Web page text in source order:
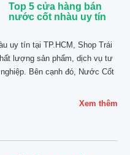
Top 5 cửa hàng bán
nước cốt nhàu uy tín
uy tín tại TP.HCM, Shop Trái
lượng sản phẩm, dịch vụ tư
Bên cạnh đó, Nước Cốt
Xem thêm